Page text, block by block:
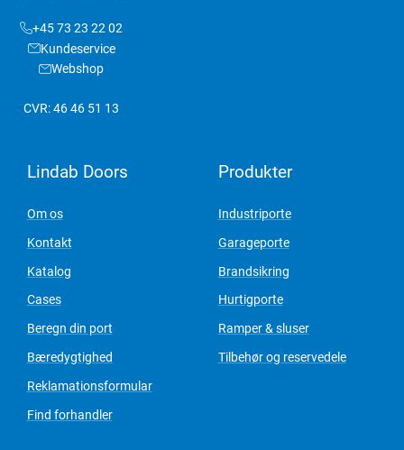
+45 73 23 22 02
Kundeservice
Webshop
CVR: 46 46 51 13
Lindab Doors
Om os
Kontakt
Katalog
Cases
Beregn din port
Bæredygtighed
Reklamationsformular
Find forhandler
Produkter
Industriporte
Garageporte
Brandsikring
Hurtigporte
Ramper & sluser
Tilbehør og reservedele